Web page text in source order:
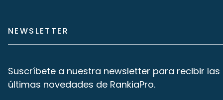
NEWSLETTER
Suscríbete a nuestra newsletter para recibir las
últimas novedades de RankiaPro.